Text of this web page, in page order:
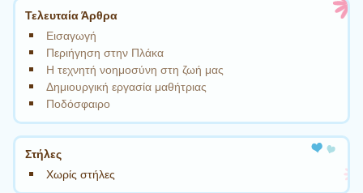
Τελευταία Άρθρα
Εισαγωγή
Περιήγηση στην Πλάκα
Η τεχνητή νοημοσύνη στη ζωή μας
Δημιουργική εργασία μαθήτριας
Ποδόσφαιρο
Στήλες
Χωρίς στήλες